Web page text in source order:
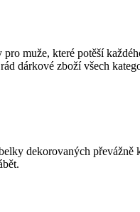
muže, které potěší
dárkové zboží všech
dekorovaných